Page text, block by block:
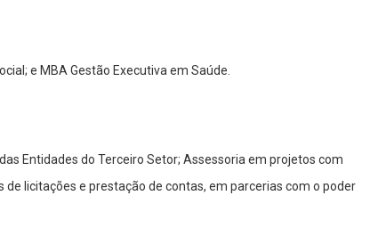
e MBA Gestão Executiva em Saúde.
Entidades do Terceiro Setor; Assessoria em projetos com
licitações e prestação de contas, em parcerias com o poder